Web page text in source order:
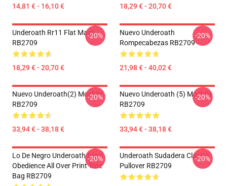
14,81 € - 16,10 € 18,29 € - 20,70 €
Underoath Rr11 Flat Mask
RB2709
18,29 € - 20,70 €
-20%
Nuevo Underoath
Rompecabezas RB2709
21,98 € - 40,02 €
-20%
Nuevo Underoath(2) Mochila
RB2709
33,94 € - 38,18 €
-20%
Nuevo Underoath (5) Mochila
RB2709
33,94 € - 38,18 €
-20%
Lo De Negro Underoath Blind
Obedience All Over Print Tote
Bag RB2709
-20%
Underoath Sudadera Clásica
Pullover RB2709
-20%